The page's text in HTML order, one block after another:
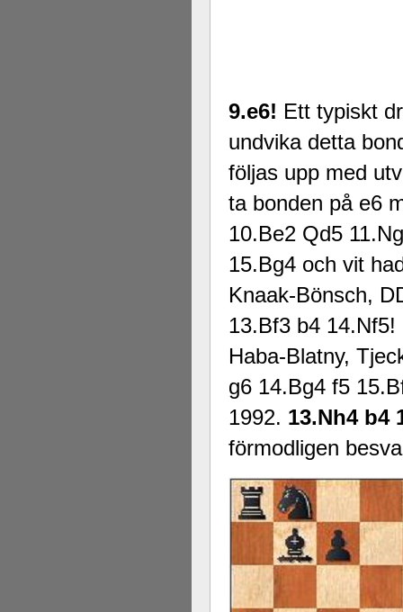
9.e6! Ett typiskt
undvika detta
följas upp med
ta bonden på e6
10.Be2 Qd5
15.Bg4 och vit
Knaak-Bönsch,
13.Bf3 b4
Haba-Blatny,
g6 14.Bg4 f5
1992. 13.Nh4 b4
förmodligen